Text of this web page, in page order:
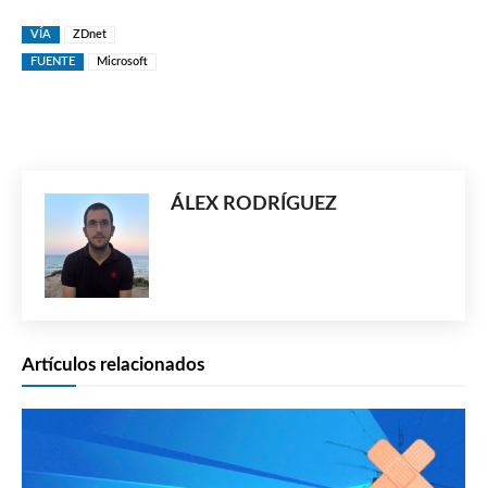
VÍA ZDnet
FUENTE Microsoft
ÁLEX RODRÍGUEZ
Artículos relacionados